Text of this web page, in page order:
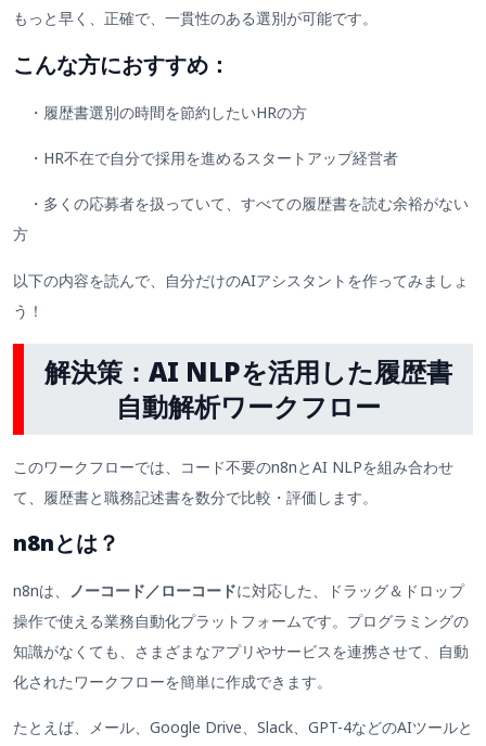
もっと早く、正確で、一貫性のある選別が可能です。
こんな方におすすめ：
・履歴書選別の時間を節約したいHRの方
・HR不在で自分で採用を進めるスタートアップ経営者
・多くの応募者を扱っていて、すべての履歴書を読む余裕がない
方
以下の内容を読んで、自分だけのAIアシスタントを作ってみましょ
う！
解決策：AI NLPを活用した履歴書
自動解析ワークフロー
このワークフローでは、コード不要のn8nとAI NLPを組み合わせ
て、履歴書と職務記述書を数分で比較・評価します。
n8nとは？
n8nは、 ノーコード／ローコードに対応した、ドラッグ＆ドロップ
操作で使える業務自動化プラットフォームです。プログラミングの
知識がなくても、さまざまなアプリやサービスを連携させて、自動
化されたワークフローを簡単に作成できます。
たとえば、メール、Google Drive、Slack、GPT-4などのAIツールと